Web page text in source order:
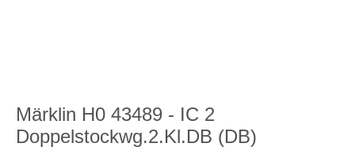
Märklin H0 43489 - IC 2
Doppelstockwg.2.Kl.DB (DB)